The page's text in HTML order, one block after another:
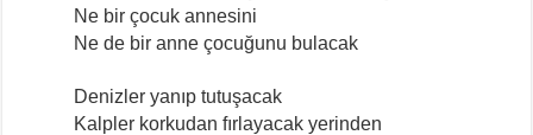
Ne bir çocuk annesini
Ne de bir anne çocuğunu bulacak
Denizler yanıp tutuşacak
Kalpler korkudan fırlayacak yerinden